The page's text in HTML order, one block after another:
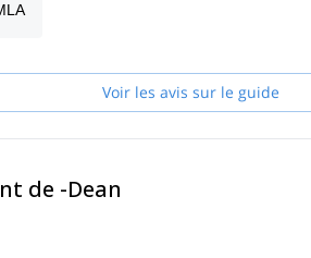
Voir les avis sur le guide
de -Dean